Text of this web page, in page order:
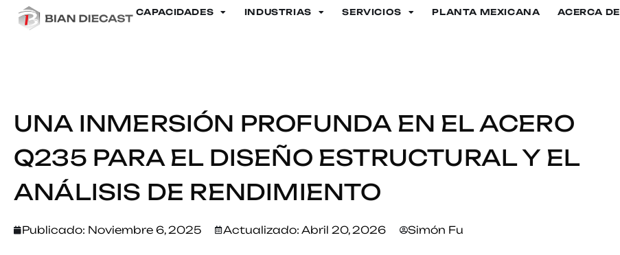
CAPACIDADES INDUSTRIAS SERVICIOS PLANTA MEXICANA ACERCA DE
Hogar > Una inmersión profunda en el acero Q235 para el diseño estructural y el análisis de rendimiento
UNA INMERSIÓN PROFUNDA EN EL ACERO
Q235 PARA EL DISEÑO ESTRUCTURAL Y EL
ANÁLISIS DE RENDIMIENTO
Publicado: Noviembre 6, 2025 Actualizado: Abril 20, 2026 Simón Fu